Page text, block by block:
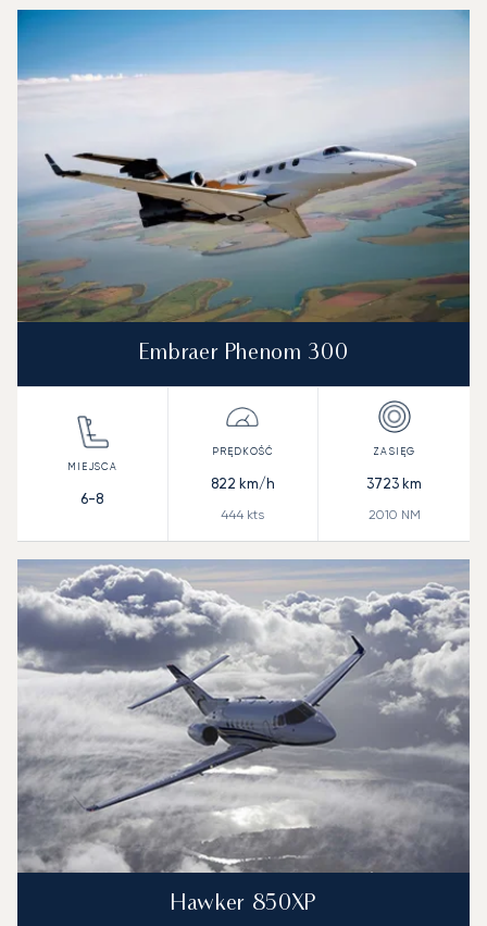
Embraer Phenom 300
6-8
822 km/h
444 kts
3723 km
2010 NM
Hawker 850XP